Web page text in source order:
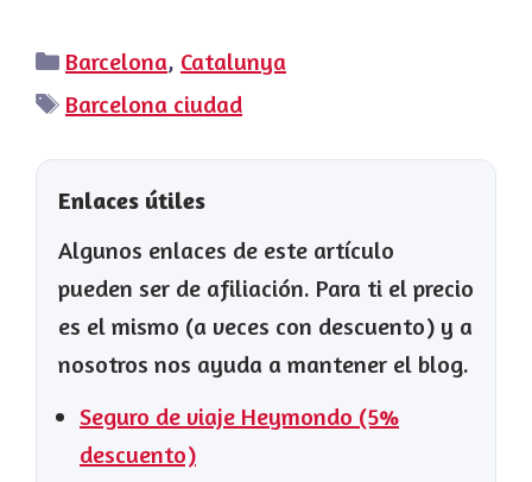
Categorías
Barcelona, Catalunya
Etiquetas
Barcelona ciudad
Enlaces útiles
Algunos enlaces de este artículo
pueden ser de afiliación. Para ti el precio
es el mismo (a veces con descuento) y a
nosotros nos ayuda a mantener el blog.
Seguro de viaje Heymondo (5%
descuento)